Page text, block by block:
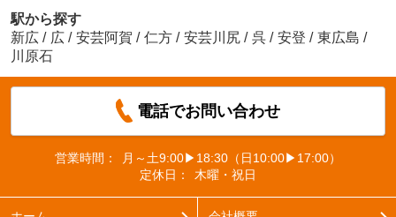
駅から探す
新広 / 広 / 安芸阿賀 / 仁方 / 安芸川尻 / 呉 / 安登 / 東広島 /
川原石
電話でお問い合わせ
営業時間：
月～土9:00▶18:30（日10:00▶17:00）
定休日：
木曜・祝日